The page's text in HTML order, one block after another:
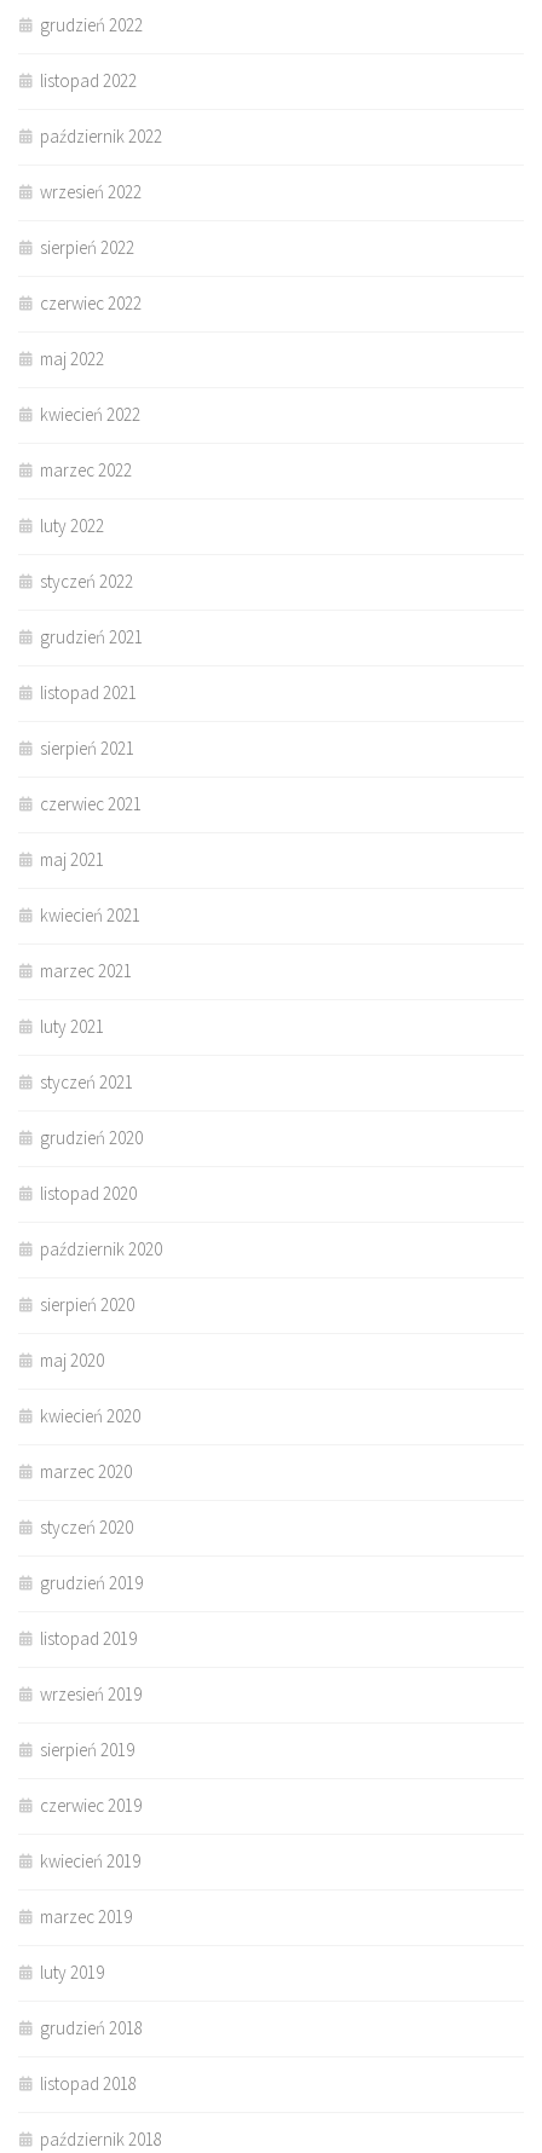
grudzień 2022
listopad 2022
październik 2022
wrzesień 2022
sierpień 2022
czerwiec 2022
maj 2022
kwiecień 2022
marzec 2022
luty 2022
styczeń 2022
grudzień 2021
listopad 2021
sierpień 2021
czerwiec 2021
maj 2021
kwiecień 2021
marzec 2021
luty 2021
styczeń 2021
grudzień 2020
listopad 2020
październik 2020
sierpień 2020
maj 2020
kwiecień 2020
marzec 2020
styczeń 2020
grudzień 2019
listopad 2019
wrzesień 2019
sierpień 2019
czerwiec 2019
kwiecień 2019
marzec 2019
luty 2019
grudzień 2018
listopad 2018
październik 2018